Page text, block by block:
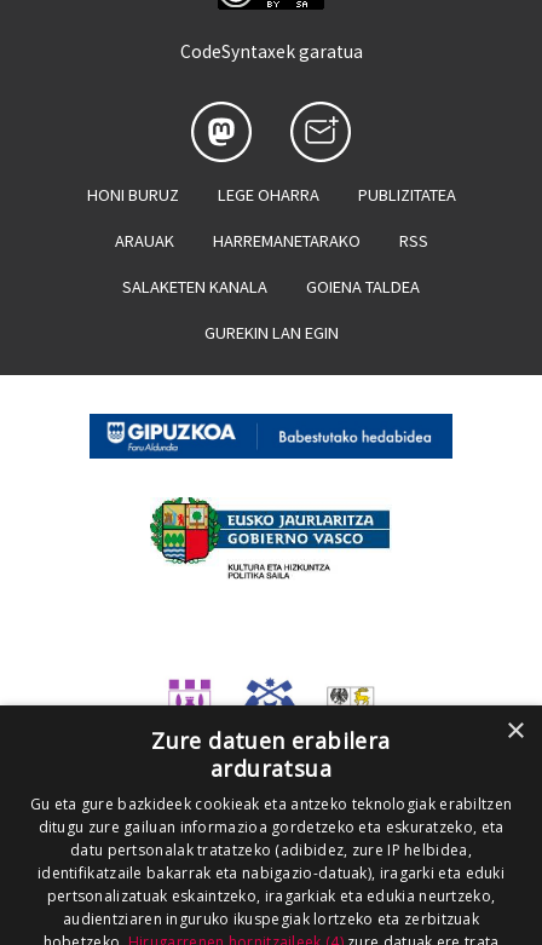
CodeSyntaxek garatua
HONI BURUZ LEGE OHARRA PUBLIZITATEA
ARAUAK HARREMANETARAKO RSS
SALAKETEN KANALA GOIENA TALDEA
GUREKIN LAN EGIN
×
Zure datuen erabilera
arduratsua
Gu eta gure bazkideek cookieak eta antzeko teknologiak erabiltzen
ditugu zure gailuan informazioa gordetzeko eta eskuratzeko, eta
datu pertsonalak tratatzeko (adibidez, zure IP helbidea,
identifikatzaile bakarrak eta nabigazio-datuak), iragarki eta eduki
pertsonalizatuak eskaintzeko, iragarkiak eta edukia neurtzeko,
audientziaren inguruko ikuspegiak lortzeko eta zerbitzuak